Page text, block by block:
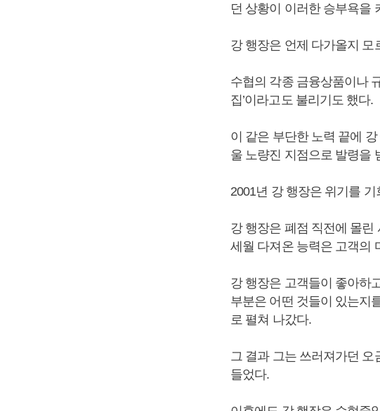
던 상황이 이러한 승부욕을
강 행장은 언제 다가올지 모
수협의 각종 금융상품이나
집’이라고도 불리기도 했다.
이 같은 부단한 노력 끝에
울 노량진 지점으로 발령을
2001년 강 행장은 위기를
강 행장은 폐점 직전에 몰린
세월 다져온 능력은 고객의
강 행장은 고객들이 좋아하
부분은 어떤 것들이 있는지
로 펼쳐 나갔다.
그 결과 그는 쓰러져가던
들었다.